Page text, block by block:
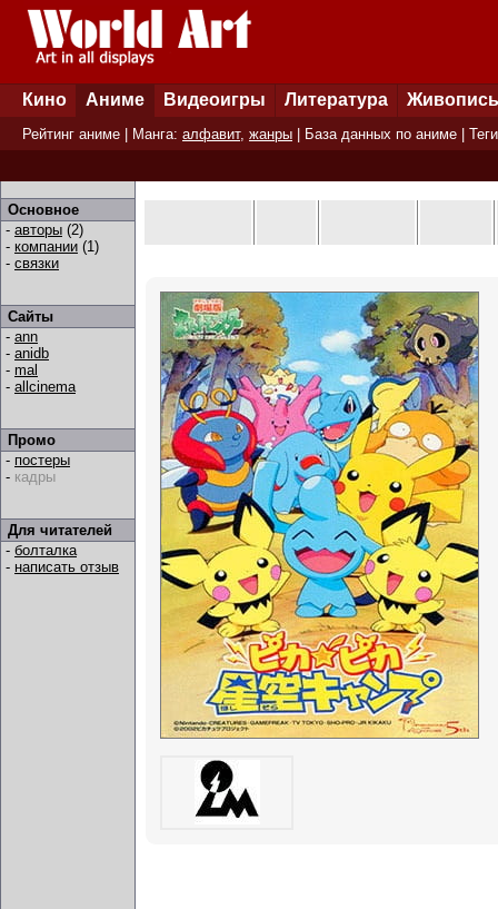
Кино Аниме Видеоигры Литература Живопись
Рейтинг аниме | Манга: алфавит, жанры База данных по аниме Теги
Основное
- авторы (2)
- компании (1)
- связки
Сайты
- ann
- anidb
- mal
- allcinema
Промо
- постеры
- кадры
Для читателей
- болталка
- написать отзыв